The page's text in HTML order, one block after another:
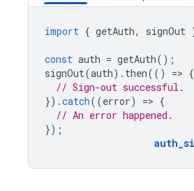
import { getAuth, signOut
const auth = getAuth();
signOut(auth). then(() => {
// Sign-out successful.
}).catch((error) => {
// An error happened.
});